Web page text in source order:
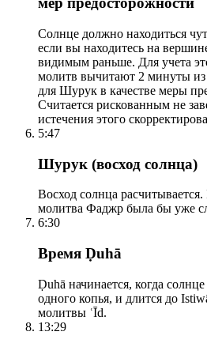
Солнце должно находиться
если вы находитесь на
видимым раньше. Для учета
молитв вычитают 2 минуты из
для Шурук в качестве меры
Считается рискованным не
истечения этого
5:47
Шурук (восход солнца)
Восход солнца
молитва Фаджр была бы уже
6:30
Время Ḍuhā
Ḍuhā начинается, когда
одного копья, и длится до
молитвы ʿĪd.
13:29